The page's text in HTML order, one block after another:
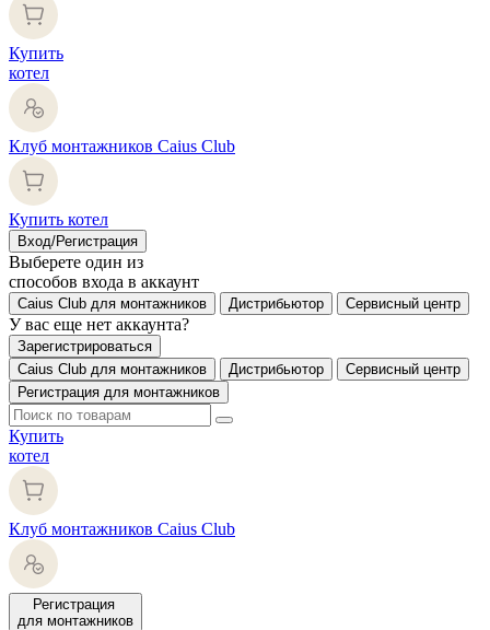
Купить
котел
Клуб монтажников Caius Club
Купить котел
Вход/Регистрация
Выберете один из
способов входа в аккаунт
Caius Club для монтажников Дистрибьютор Сервисный центр
У вас еще нет аккаунта?
Зарегистрироваться
Caius Club для монтажников
Дистрибьютор
Сервисный центр
Регистрация для монтажников
Купить
котел
Клуб монтажников Caius Club
Регистрация
для монтажников